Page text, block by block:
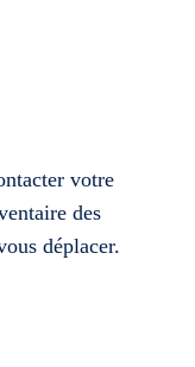
votre
des
déplacer.